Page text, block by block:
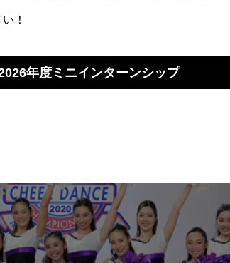
！
年度ミニインターンシップ